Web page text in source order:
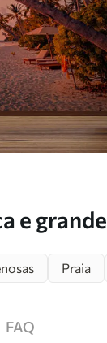
e grande
Praia
FAQ